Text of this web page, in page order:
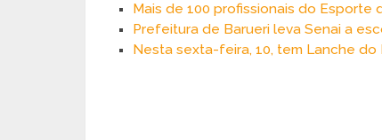
Mais de 100 profissionais do
Prefeitura de Barueri leva Senai a
Nesta sexta-feira, 10, tem Lanche do